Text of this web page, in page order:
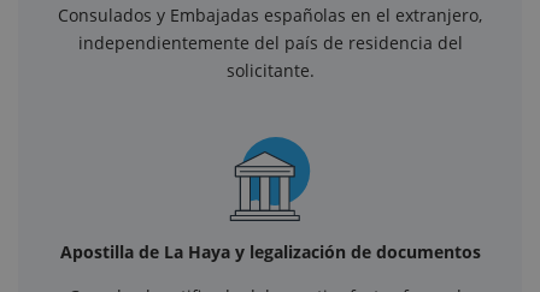
Consulados y Embajadas españolas en el extranjero,
independientemente del país de residencia del
solicitante.
Apostilla de La Haya y legalización de documentos